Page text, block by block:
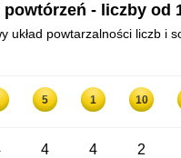
- liczby od
układ powtarzalności liczb i
5 1 10
4 4 2